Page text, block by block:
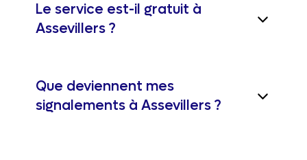
Le service est-il gratuit à
Assevillers ?
Que deviennent mes
signalements à Assevillers ?